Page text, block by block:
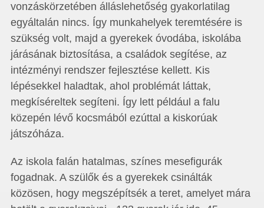
vonzáskörzetében álláslehetőség gyakorlatilag
egyáltalán nincs. Így munkahelyek teremtésére is
szükség volt, majd a gyerekek óvodába, iskolába
járásának biztosítása, a családok segítése, az
intézményi rendszer fejlesztése kellett. Kis
lépésekkel haladtak, ahol problémát láttak,
megkíséreltek segíteni. Így lett például a falu
közepén lévő kocsmából ezúttal a kiskorúak
játszóháza.
Az iskola falán hatalmas, színes mesefigurák
fogadnak. A szülők és a gyerekek csinálták
közösen, hogy megszépítsék a teret, amelyet mára